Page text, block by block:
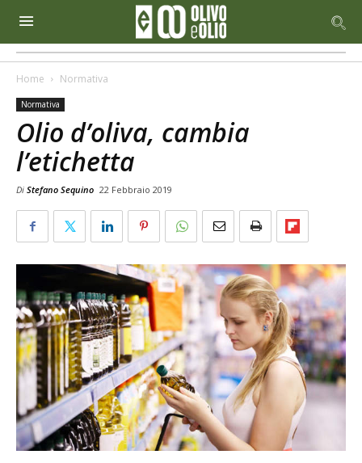
Home Normativa
Normativa
Olio d’oliva, cambia
l’etichetta
Di Stefano Sequino 22 Febbraio 2019